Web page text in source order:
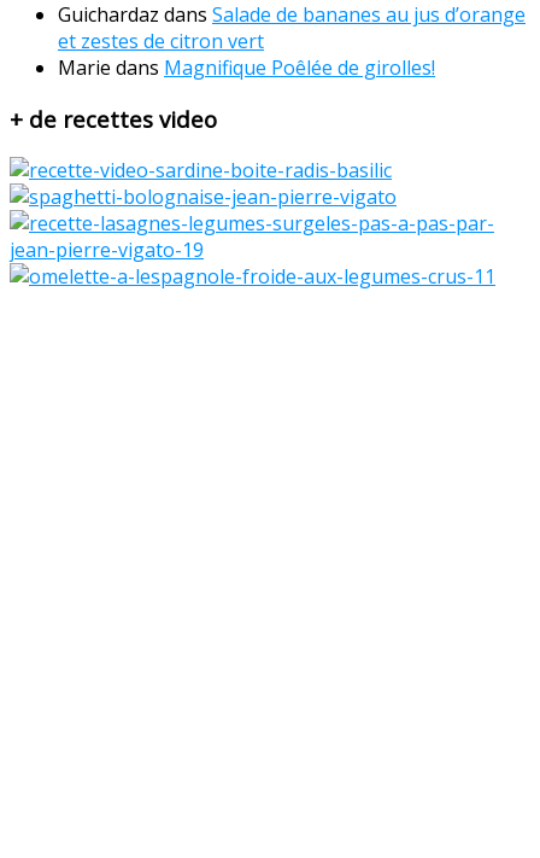
Guichardaz dans Salade de bananes au jus d’orange
et zestes de citron vert
Marie dans Magnifique Poêlée de girolles!
+ de recettes video